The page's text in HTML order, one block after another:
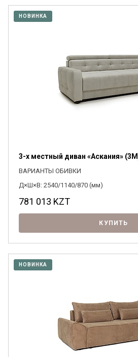
НОВИНКА
3-х местный диван «Аскания»
ВАРИАНТЫ ОБИВКИ
Д×Ш×В: 2540/1140/870 (мм)
781 013 KZT
КУПИТЬ
НОВИНКА